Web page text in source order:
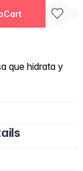
que hidrata y